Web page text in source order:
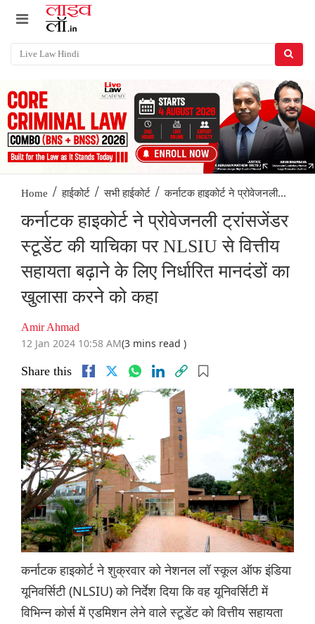
Home / हाईकोर्ट / सभी हाईकोर्ट / कर्नाटक हाइकोर्ट ने प्रोवेजनली...
कर्नाटक हाइकोर्ट ने प्रोवेजनली ट्रांसजेंडर
स्टूडेंट की याचिका पर NLSIU से वित्तीय
सहायता बढ़ाने के लिए निर्धारित मानदंडों का
खुलासा करने को कहा
Amir Ahmad
12 Jan 2024 10:58 AM(3 mins read )
Share this
कर्नाटक हाइकोर्ट ने शुक्रवार को नेशनल लॉ स्कूल ऑफ इंडिया
यूनिवर्सिटी (NLSIU) को निर्देश दिया कि वह यूनिवर्सिटी में
विभिन्न कोर्स में एडमिशन लेने वाले स्टूडेंट को वित्तीय सहायता